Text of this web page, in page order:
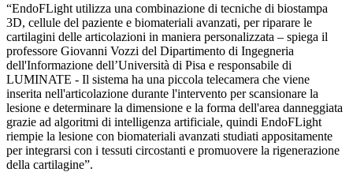
“EndoFLight utilizza una combinazione di tecniche di biostampa
3D, cellule del paziente e biomateriali avanzati, per riparare le
cartilagini delle articolazioni in maniera personalizzata – spiega il
professore Giovanni Vozzi del Dipartimento di Ingegneria
dell'Informazione dell’Università di Pisa e responsabile di
LUMINATE - Il sistema ha una piccola telecamera che viene
inserita nell'articolazione durante l'intervento per scansionare la
lesione e determinare la dimensione e la forma dell'area danneggiata
grazie ad algoritmi di intelligenza artificiale, quindi EndoFLight
riempie la lesione con biomateriali avanzati studiati appositamente
per integrarsi con i tessuti circostanti e promuovere la rigenerazione
della cartilagine”.